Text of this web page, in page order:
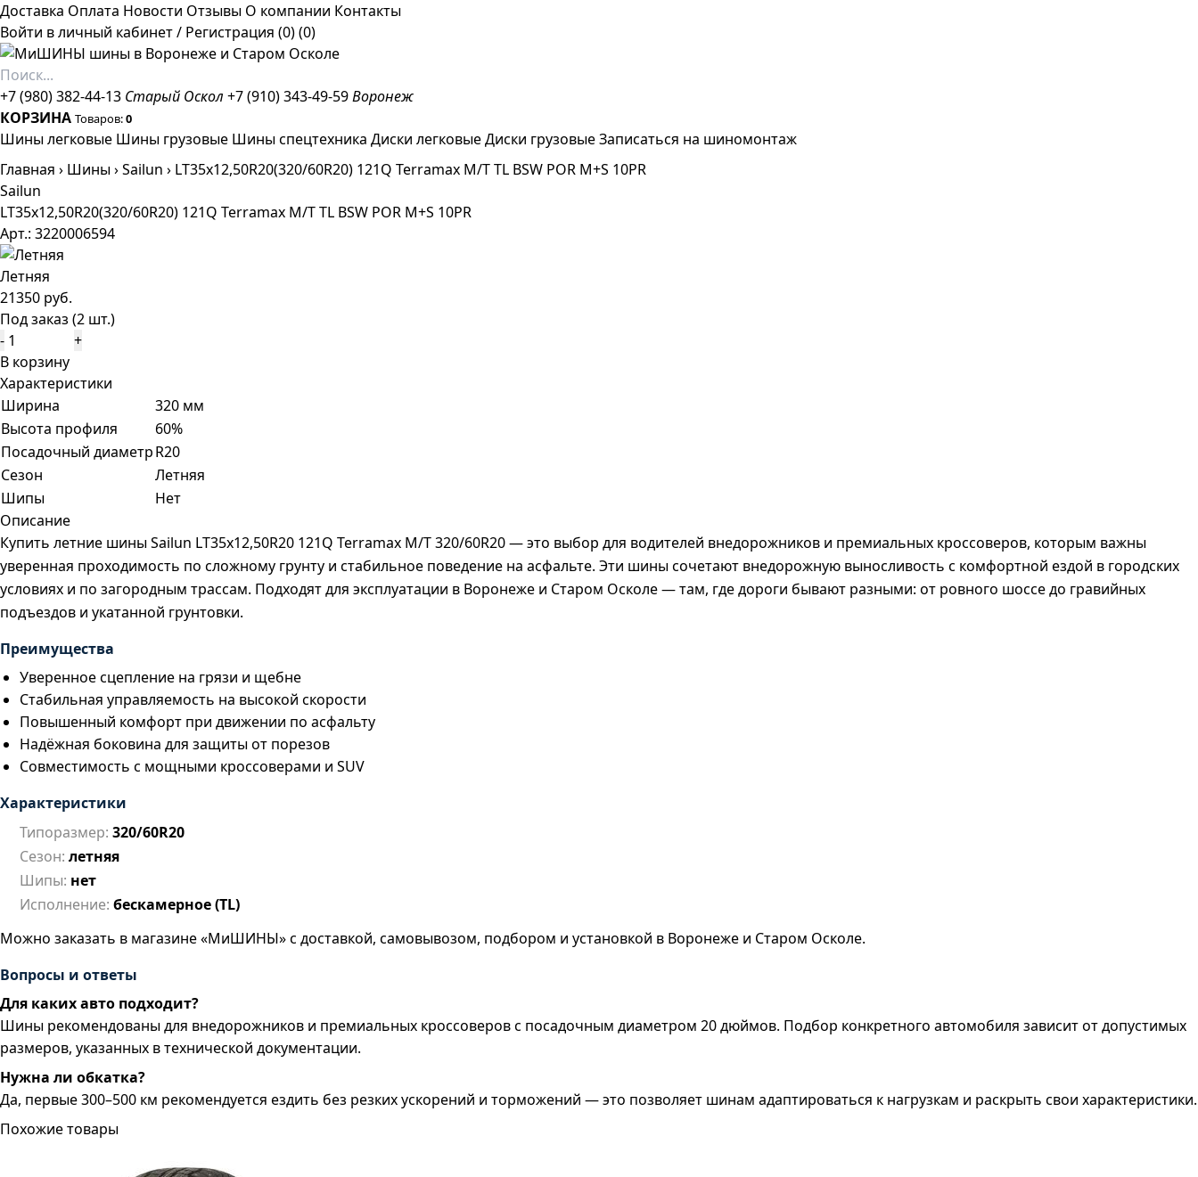
Доставка Оплата Новости Отзывы О компании Контакты
Войти в личный кабинет/ Регистрация (0)(0)
+7 (980) 382-44-13 Старый Оскол +7 (910) 343-49-59Воронеж
КОРЗИНА Товаров:0
Шины легковые Шины грузовые Шины спецтехника Диски легковыеДиски грузовыеЗаписаться на шиномонтаж
Главная › Шины›Sailun › LT35x12,50R20(320/60R20) 121Q Terramax M/T TL BSW POR M+S 10PR
Sailun
LT35x12,50R20(320/60R20) 121Q Terramax M/T TL BSW POR M+S 10PR
Арт.: 3220006594
Летняя
21350 руб.
Под заказ (2 шт.)
-
+
В корзину
Характеристики
Ширина
320 мм
Высота профиля
60%
Посадочный диаметрR20
Сезон
Летняя
Шипы
Нет
Описание
Купить летние шины Sailun LT35x12,50R20 121Q Terramax M/T 320/60R20 — это выбор для водителей внедорожников и премиальных кроссоверов, которым важны
уверенная проходимость по сложному грунту и стабильное поведение на асфальте. Эти шины сочетают внедорожную выносливость с комфортной ездой в городских
условиях и по загородным трассам. Подходят для эксплуатации в Воронеже и Старом Осколе — там, где дороги бывают разными: от ровного шоссе до гравийных
подъездов и укатанной грунтовки.
Преимущества
Уверенное сцепление на грязи и щебне
Стабильная управляемость на высокой скорости
Повышенный комфорт при движении по асфальту
Надёжная боковина для защиты от порезов
Совместимость с мощными кроссоверами и SUV
Характеристики
Типоразмер: 320/60R20
Сезон: летняя
Шипы: нет
Исполнение: бескамерное (TL)
Можно заказать в магазине «МиШИНЫ» с доставкой, самовывозом, подбором и установкой в Воронеже и Старом Осколе.
Вопросы и ответы
Для каких авто подходит?
Шины рекомендованы для внедорожников и премиальных кроссоверов с посадочным диаметром 20 дюймов. Подбор конкретного автомобиля зависит от допустимых
размеров, указанных в технической документации.
Нужна ли обкатка?
Да, первые 300–500 км рекомендуется ездить без резких ускорений и торможений — это позволяет шинам адаптироваться к нагрузкам и раскрыть свои характеристики.
Похожие товары